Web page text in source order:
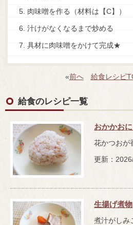
肉味噌を作る（材料は【C】）
汁けがなくなるまで炒める
具材に肉味噌をかけて完成★
«前へ 給食レシピ
給食のレシピ一覧
おかかお
花かつおが
更新：
生揚げ煮物
煮汁がしみ